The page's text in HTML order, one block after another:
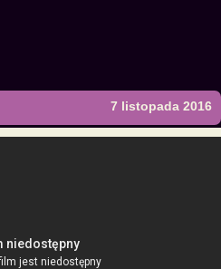
7 listopada 2016